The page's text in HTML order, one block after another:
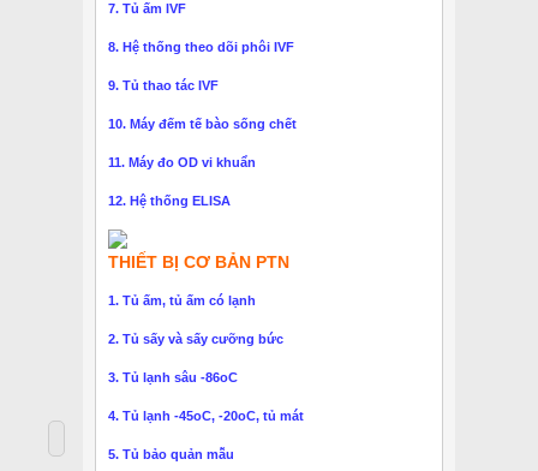
7. Tủ ấm IVF
8. Hệ thống theo dõi phôi IVF
9. Tủ thao tác IVF
10. Máy đếm tế bào sống chết
11. Máy đo OD vi khuẩn
12. Hệ thống ELISA
THIẾT BỊ CƠ BẢN PTN
1. Tủ ấm, tủ ấm có lạnh
2. Tủ sấy và sấy cưỡng bức
3. Tủ lạnh sâu -86oC
4. Tủ lạnh -45oC, -20oC, tủ mát
5. Tủ bảo quản mẫu